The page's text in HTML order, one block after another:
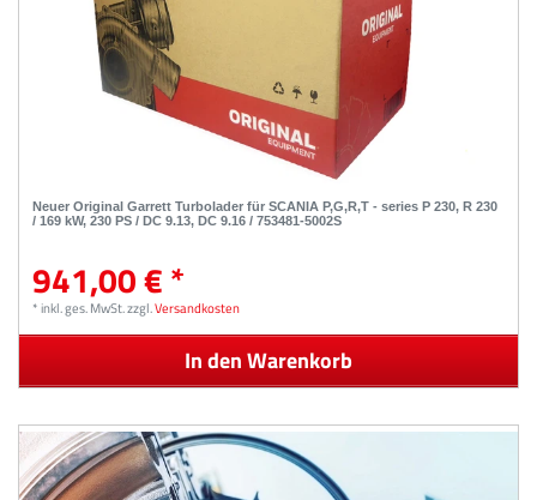
Neuer Original Garrett Turbolader für SCANIA P,G,R,T - series P 230, R 230
/ 169 kW, 230 PS / DC 9.13, DC 9.16 / 753481-5002S
941,00 € *
*inkl. ges. MwSt.zzgl.Versandkosten
In den Warenkorb